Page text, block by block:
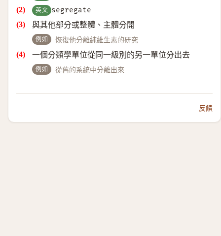
英文 segregate
與其他部分或整體、主體分開
例如 恢復他分離純維生素的研究
一個分類學單位從同一級別的另一單位分出去
例如 從舊的系統中分離出來
反饋